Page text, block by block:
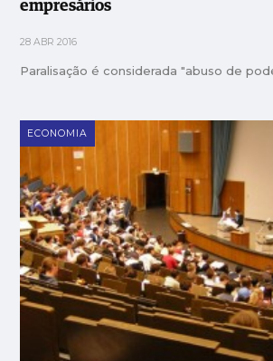
empresários
28 ABR 2016
Paralisação é considerada "abuso de
ECONOMIA